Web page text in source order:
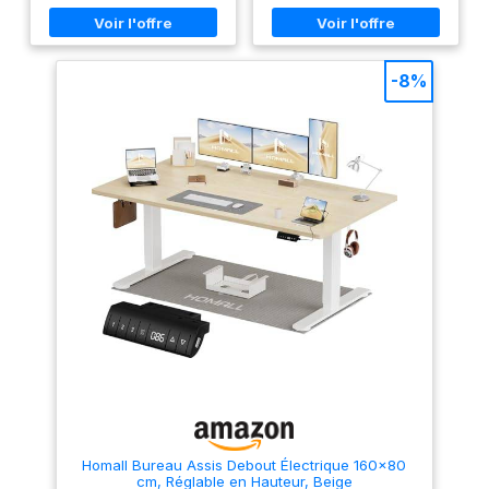
Stable et silencieux : Le cadre
en acier de qualité et le moteur
assurent un réglage uniforme
ouvertures passe-câbles, une
pochette en tissu pour ranger
vos petits objets et un grand
crochet pour suspendre un
sac ou un casque Élégant et
pratique : Avec son design
élégant et ses lignes épurées,
l'esthétique moderne. Sa
surface de 160 x 70 cm offre
beaucoup d’espace pour
travailler ou étudier
Assemblage facile :
L'assemblage est simple grâce
aux instructions détaillées et
composé de quatre parties
bureau ou le salon Réglage
flexible de la hauteur : a
hauteur du bureau est réglable
fonction mémoire, vous
pouvez enregistrer vos 3
hauteurs préférées et passer
rapidement de la position
assise à la position debout
Stable et silencieux : Le cadre
en acier de qualité et le moteur
assurent un réglage uniforme
même avec une charge de 70
kg. Le fonctionnement discret,
d’un niveau sonore inférieur à
48 dB, vous permet de rester
concentré sans être distrait
Design bien pensé : Les
crochets latéraux permettent
de suspendre des casques,
les pieds assurent la stabilité
et les instructions illustrées
rendent le montage de ce
Homall Bureau Assis Debout Électrique 160×80
cm, Réglable en Hauteur, Beige
-8%